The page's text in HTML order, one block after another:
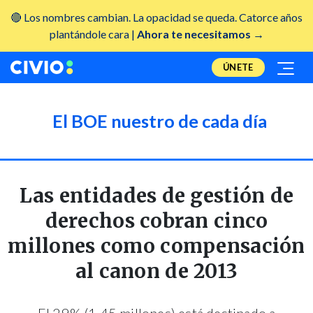
🔴 Los nombres cambian. La opacidad se queda. Catorce años
plantándole cara | Ahora te necesitamos →
ÚNETE
El BOE nuestro de cada día
Las entidades de gestión de
derechos cobran cinco
millones como compensación
al canon de 2013